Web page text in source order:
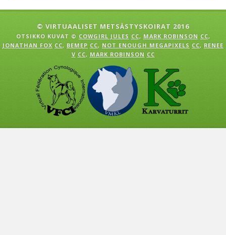
© VIRTUAALISET METSÄSTYSKOIRAT 2016
OTSIKKO KUVAT © COWGIRL JULES CC, MARK ROBINSON CC,
JONATHAN FOX CC, BEMEP CC, NOT ENOUGH MEGAPIXELS CC, RENEE
V CC, MARK ROBINSON CC